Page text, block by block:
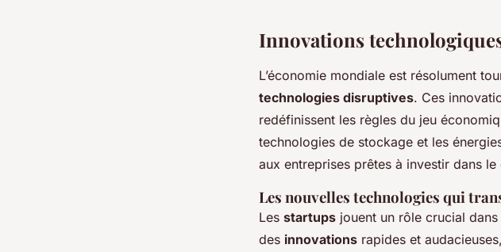
Innovations
L’économie mondiale est résolument
technologies disruptives. Ces
redéfinissent les règles du jeu
technologies de stockage et les
aux entreprises prêtes à investir dans
Les nouvelles technologies qui
Les startups jouent un rôle crucial
des innovations rapides et